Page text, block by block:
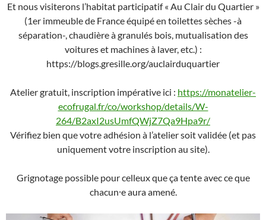
Et nous visiterons l’habitat participatif « Au Clair du Quartier »
(1er immeuble de France équipé en toilettes sèches -à
séparation-, chaudière à granulés bois, mutualisation des
voitures et machines à laver, etc.) :
https://blogs.gresille.org/auclairduquartier
Atelier gratuit, inscription impérative ici : https://monatelier-
ecofrugal.fr/co/workshop/details/W-
264/B2axI2usUmfQWjZ7Qa9Hpa9r/
Vérifiez bien que votre adhésion à l’atelier soit validée (et pas
uniquement votre inscription au site).
Grignotage possible pour celleux que ça tente avec ce que
chacun⸱e aura amené.